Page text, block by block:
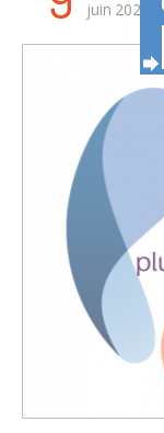
juin 2026